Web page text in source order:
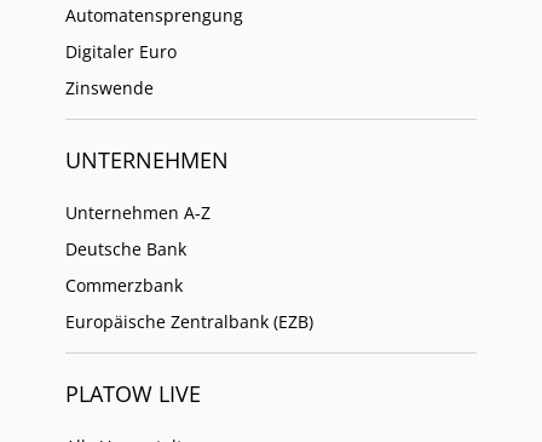
Automatensprengung
Digitaler Euro
Zinswende
UNTERNEHMEN
Unternehmen A-Z
Deutsche Bank
Commerzbank
Europäische Zentralbank (EZB)
PLATOW LIVE